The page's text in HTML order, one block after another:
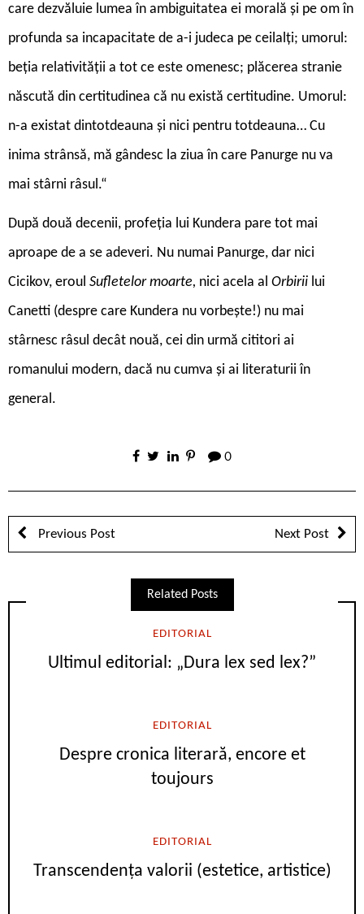
care dezvăluie lumea în ambiguitatea ei morală și pe om în
profunda sa incapacitate de a-i judeca pe ceilalți; umorul:
beția relativității a tot ce este omenesc; plăcerea stranie
născută din certitudinea că nu există certitudine. Umorul:
n-a existat dintotdeauna și nici pentru totdeauna… Cu
inima strânsă, mă gândesc la ziua în care Panurge nu va
mai stârni râsul.“
După două decenii, profeția lui Kundera pare tot mai
aproape de a se adeveri. Nu numai Panurge, dar nici
Cicikov, eroul Sufletelor moarte, nici acela al Orbirii lui
Canetti (despre care Kundera nu vorbește!) nu mai
stârnesc râsul decât nouă, cei din urmă cititori ai
romanului modern, dacă nu cumva și ai literaturii în
general.
0
Previous Post Next Post
Related Posts
EDITORIAL
Ultimul editorial: „Dura lex sed lex?”
EDITORIAL
Despre cronica literară, encore et
toujours
EDITORIAL
Transcendența valorii (estetice, artistice)